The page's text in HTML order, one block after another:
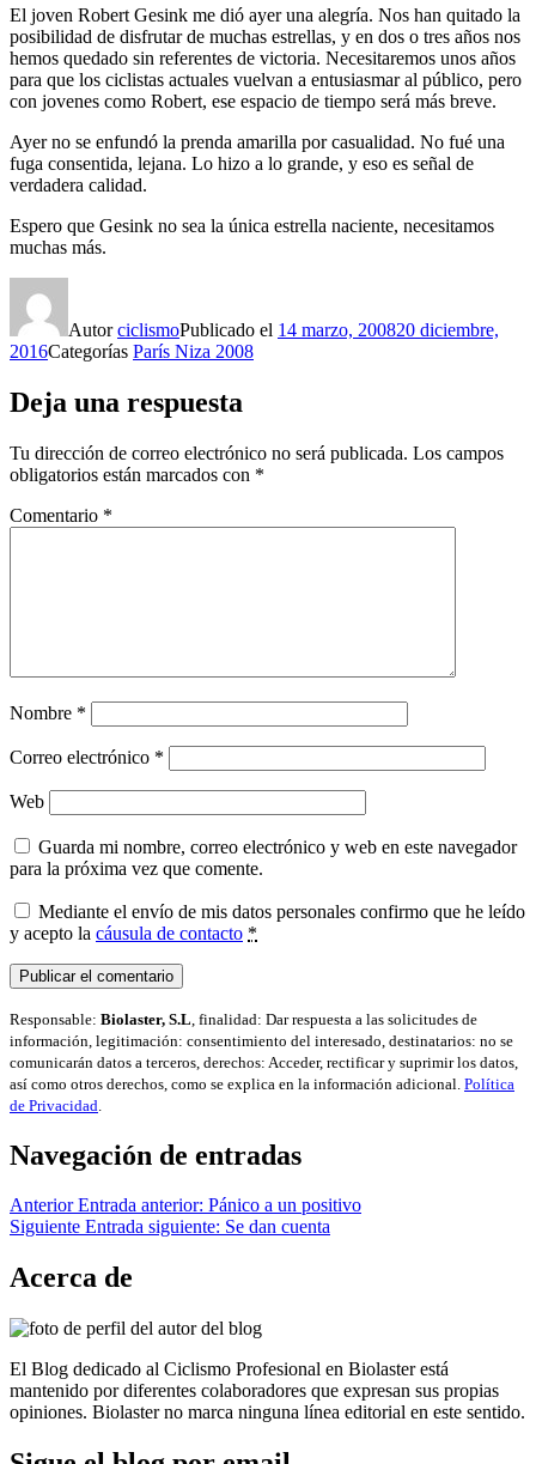
El joven Robert Gesink me dió ayer una alegría. Nos han quitado la
posibilidad de disfrutar de muchas estrellas, y en dos o tres años nos
hemos quedado sin referentes de victoria. Necesitaremos unos años
para que los ciclistas actuales vuelvan a entusiasmar al público, pero
con jovenes como Robert, ese espacio de tiempo será más breve.
Ayer no se enfundó la prenda amarilla por casualidad. No fué una
fuga consentida, lejana. Lo hizo a lo grande, y eso es señal de
verdadera calidad.
Espero que Gesink no sea la única estrella naciente, necesitamos
muchas más.
AutorciclismoPublicado el 14 marzo, 200820 diciembre,
2016Categorías París Niza 2008
Deja una respuesta
Tu dirección de correo electrónico no será publicada. Los campos
obligatorios están marcados con *
Comentario *
Nombre *
Correo electrónico *
Web
Guarda mi nombre, correo electrónico y web en este navegador
para la próxima vez que comente.
Mediante el envío de mis datos personales confirmo que he leído
y acepto la cáusula de contacto *
Responsable: Biolaster, S.L , finalidad: Dar respuesta a las solicitudes de
información, legitimación: consentimiento del interesado, destinatarios: no se
comunicarán datos a terceros, derechos: Acceder, rectificar y suprimir los datos,
así como otros derechos, como se explica en la información adicional. Política
de Privacidad
Navegación de entradas
Anterior Entrada anterior: Pánico a un positivo
Siguiente Entrada siguiente: Se dan cuenta
Acerca de
El Blog dedicado al Ciclismo Profesional en Biolaster está
mantenido por diferentes colaboradores que expresan sus propias
opiniones. Biolaster no marca ninguna línea editorial en este sentido.